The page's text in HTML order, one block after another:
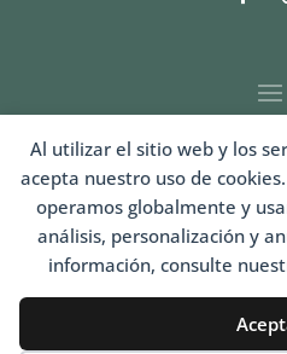
Al utilizar el sitio web y los
acepta nuestro uso de
operamos globalmente y
análisis, personalización y
información, consulte